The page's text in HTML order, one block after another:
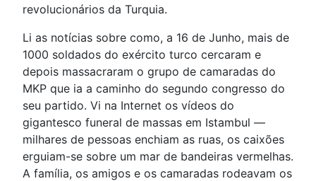
revolucionários da Turquia.
Li as notícias sobre como, a 16 de Junho, mais de
1000 soldados do exército turco cercaram e
depois massacraram o grupo de camaradas do
MKP que ia a caminho do segundo congresso do
seu partido. Vi na Internet os vídeos do
gigantesco funeral de massas em Istambul —
milhares de pessoas enchiam as ruas, os caixões
erguiam-se sobre um mar de bandeiras vermelhas.
A família, os amigos e os camaradas rodeavam os